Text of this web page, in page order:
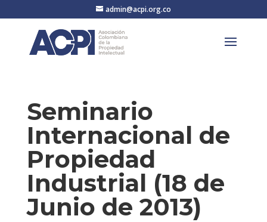
admin@acpi.org.co
Seminario
Internacional de
Propiedad
Industrial (18 de
Junio de 2013)